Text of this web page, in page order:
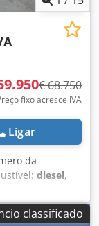
€ 68.750
fixo acresce IVA
Ligar
da
diesel,
kg
área de carga:
classificado